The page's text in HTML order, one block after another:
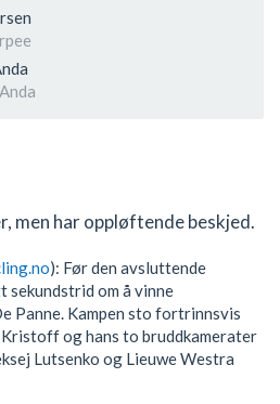
men har oppløftende beskjed.
): Før den avsluttende
sekundstrid om å vinne
Panne. Kampen sto fortrinnsvis
og hans to bruddkamerater
Lutsenko og Lieuwe Westra